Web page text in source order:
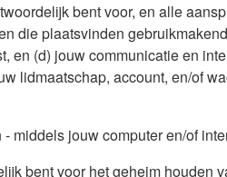
bent voor, en alle
die plaatsvinden
en (d) jouw communicatie en
lidmaatschap, account, en/of
middels jouw computer en/of
bent voor het geheim houden